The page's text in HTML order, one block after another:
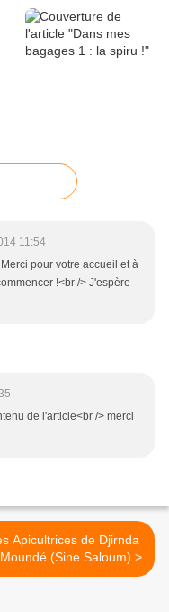
11:54
pour votre accueil et à
!<br /> J'espère
de l'article<br /> merci
Apicultrices de Djirnda
et Moundé (Sine Saloum) >